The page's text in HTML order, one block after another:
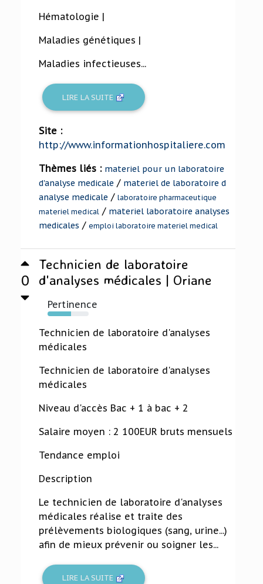
Hématologie |
Maladies génétiques |
Maladies infectieuses...
LIRE LA SUITE
Site :
http://www.informationhospitaliere.com
Thèmes liés : materiel pour un laboratoire
d'analyse medicale / materiel de laboratoire d
analyse medicale / laboratoire pharmaceutique
materiel medical / materiel laboratoire analyses
medicales / emploi laboratoire materiel medical
0
Technicien de laboratoire
d'analyses médicales | Oriane
Pertinence
57%
Technicien de laboratoire d'analyses
médicales
Technicien de laboratoire d'analyses
médicales
Niveau d'accès Bac + 1 à bac + 2
Salaire moyen : 2 100EUR bruts mensuels
Tendance emploi
Description
Le technicien de laboratoire d'analyses
médicales réalise et traite des
prélèvements biologiques (sang, urine...)
afin de mieux prévenir ou soigner les...
LIRE LA SUITE